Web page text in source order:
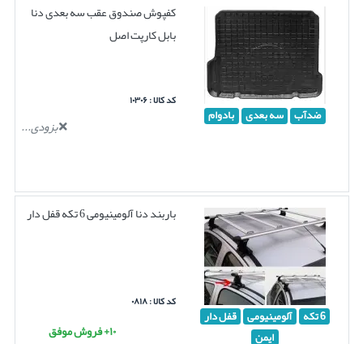
ضدآب سه بعدی بادوام
کفپوش صندوق عقب سه بعدی دنا
بابل کارپت اصل
کد کالا : ۱۰۳۰۶
بزودی...
6 تکه آلومینیومی قفل دار
ایمن
باربند دنا آلومینیومی 6 تکه قفل دار
کد کالا : ۰۸۱۸
۱۰+ فروش موفق